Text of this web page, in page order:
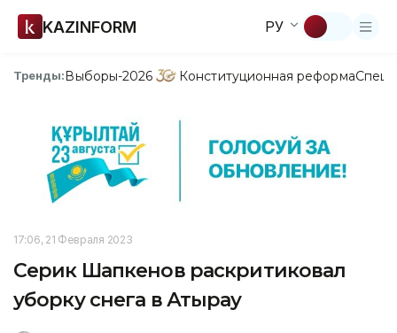
KAZINFORM РУ
Тренды:Выборы-2026 Конституционная реформа
17:06, 21 Февраля 2023
Серик Шапкенов раскритиковал
уборку снега в Атырау